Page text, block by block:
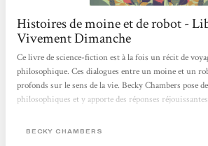
Histoires de moine et de robot -
Vivement Dimanche
Ce livre de science-fiction est à la fois un récit de
philosophique. Ces dialogues entre un moine et un
profonds sur le sens de la vie. Becky Chambers pose
philosophiques et y apporte des réponses
BECKY CHAMBERS